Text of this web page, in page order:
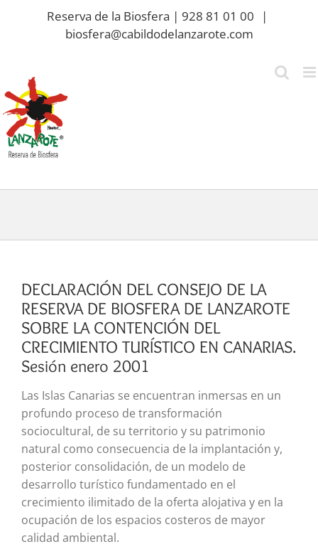
Reserva de la Biosfera | 928 81 01 00
|
biosfera@cabildodelanzarote.com
DECLARACIÓN DEL CONSEJO DE LA
RESERVA DE BIOSFERA DE LANZAROTE
SOBRE LA CONTENCIÓN DEL
CRECIMIENTO TURÍSTICO EN CANARIAS.
Sesión enero 2001
Las Islas Canarias se encuentran inmersas en un
profundo proceso de transformación
sociocultural, de su territorio y su patrimonio
natural como consecuencia de la implantación y,
posterior consolidación, de un modelo de
desarrollo turístico fundamentado en el
crecimiento ilimitado de la oferta alojativa y en la
ocupación de los espacios costeros de mayor
calidad ambiental.